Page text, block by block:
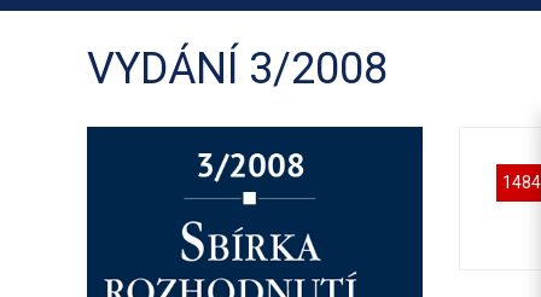
VYDÁNÍ 3/2008